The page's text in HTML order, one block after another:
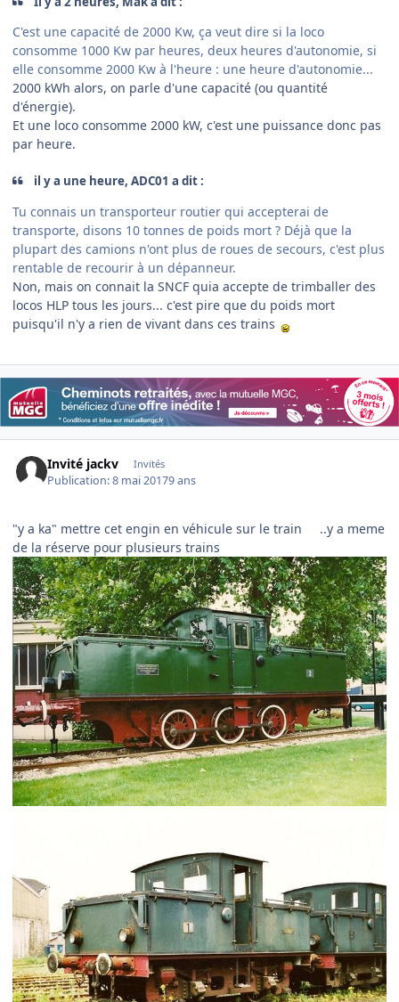
C'est une capacité de 2000 Kw, ça veut dire si la loco
consomme 1000 Kw par heures, deux heures d'autonomie, si
elle consomme 2000 Kw à l'heure : une heure d'autonomie...
2000 kWh alors, on parle d'une capacité (ou quantité
d'énergie).
Et une loco consomme 2000 kW, c'est une puissance donc pas
par heure.
il y a une heure, ADC01 a dit :
Tu connais un transporteur routier qui accepterai de
transporte, disons 10 tonnes de poids mort ? Déjà que la
plupart des camions n'ont plus de roues de secours, c'est plus
rentable de recourir à un dépanneur.
Non, mais on connait la SNCF quia accepte de trimballer des
locos HLP tous les jours... c'est pire que du poids mort
puisqu'il n'y a rien de vivant dans ces trains
Invité jackv Invités
Publication:8 mai 20179 ans
"y a ka" mettre cet engin en véhicule sur le train ..y a meme
de la réserve pour plusieurs trains